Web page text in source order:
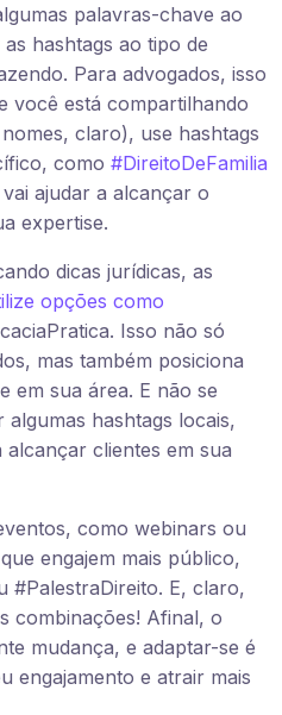
palavras-chave ao
hashtags ao tipo de
Para advogados, isso
você está compartilhando
claro), use hashtags
como #DireitoDeFamilia
vai ajudar a alcançar o
expertise.
dicas jurídicas, as
opções como
Isso não só
mas também posiciona
em sua área. E não se
hashtags locais,
clientes em sua
como webinars ou
engajem mais público,
#PalestraDireito. E, claro,
combinações! Afinal, o
mudança, e adaptar-se é
engajamento e atrair mais